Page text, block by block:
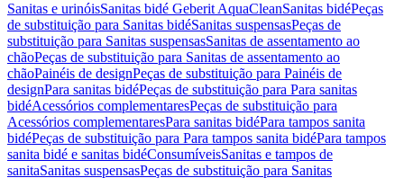
Sanitas e urinóisSanitas bidé Geberit AquaCleanSanitas bidéPeças
de substituição para Sanitas bidéSanitas suspensasPeças de
substituição para Sanitas suspensasSanitas de assentamento ao
chãoPeças de substituição para Sanitas de assentamento ao
chãoPainéis de designPeças de substituição para Painéis de
designPara sanitas bidéPeças de substituição para Para sanitas
bidéAcessórios complementaresPeças de substituição para
Acessórios complementaresPara sanitas bidéPara tampos sanita
bidéPeças de substituição para Para tampos sanita bidéPara tampos
sanita bidé e sanitas bidéConsumíveisSanitas e tampos de
sanitaSanitas suspensasPeças de substituição para Sanitas